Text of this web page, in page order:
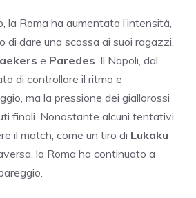
la Roma ha aumentato l’intensità,
di dare una scossa ai suoi ragazzi,
e Paredes . Il Napoli, dal
di controllare il ritmo e
ma la pressione dei giallorossi
finali. Nonostante alcuni tentativi
il match, come un tiro di Lukaku
la Roma ha continuato a